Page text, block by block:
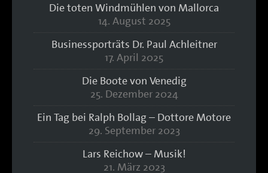
Die toten Windmühlen von Mallorca
14. August 2025
Businessporträts Dr. Paul Achleitner
17. April 2025
Die Boote von Venedig
25. Dezember 2024
Ein Tag bei Ralph Bollag – Dottore Motore
29. September 2023
Lars Reichow – Musik!
21. März 2023